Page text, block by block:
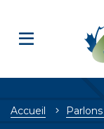
Accueil